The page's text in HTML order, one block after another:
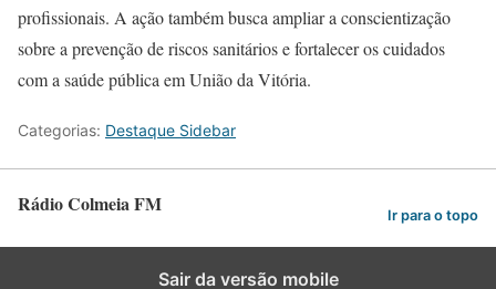
profissionais. A ação também busca ampliar a conscientização
sobre a prevenção de riscos sanitários e fortalecer os cuidados
com a saúde pública em União da Vitória.
Categorias: Destaque Sidebar
Rádio Colmeia FM Ir para o topo
Sair da versão mobile